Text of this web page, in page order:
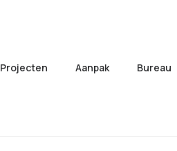
Projecten Aanpak Bureau